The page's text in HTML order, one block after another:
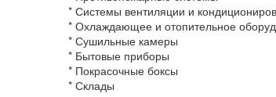
* Системы вентиляции и
* Охлаждающее и отопительное
* Сушильные камеры
* Бытовые приборы
* Покрасочные боксы
* Склады